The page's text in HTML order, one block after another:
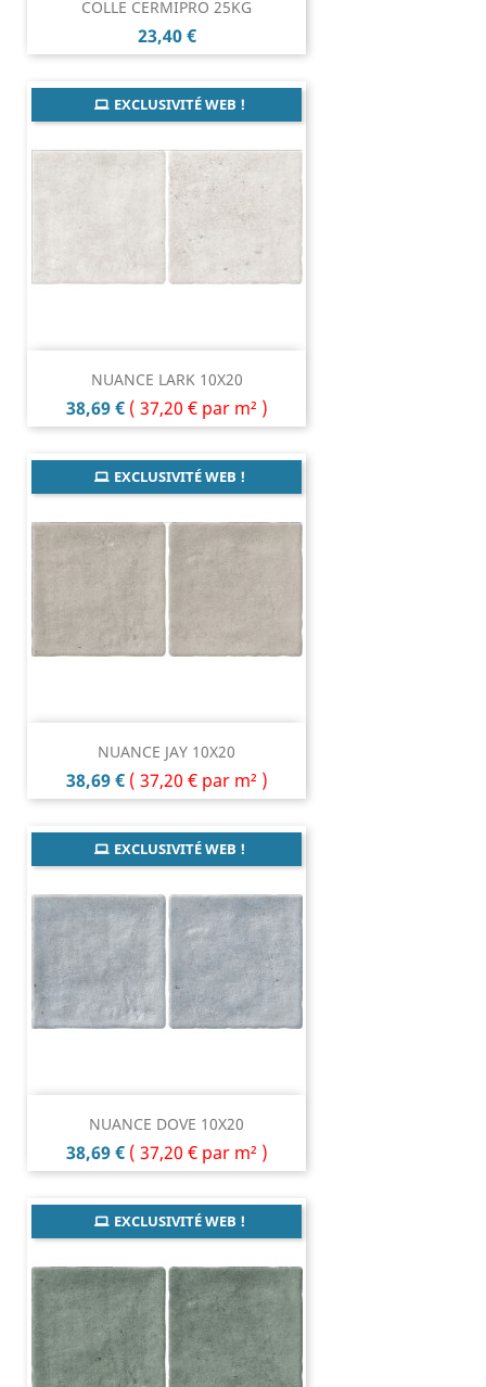
COLLE CERMIPRO 25KG
Prix
23,40 €
NUANCE LARK 10X20
Prix
38,69 € ( 37,20 € par m² )
EXCLUSIVITÉ WEB !
NUANCE JAY 10X20
Prix
38,69 € ( 37,20 € par m² )
EXCLUSIVITÉ WEB !
NUANCE DOVE 10X20
Prix
38,69 € ( 37,20 € par m² )
EXCLUSIVITÉ WEB !
EXCLUSIVITÉ WEB !